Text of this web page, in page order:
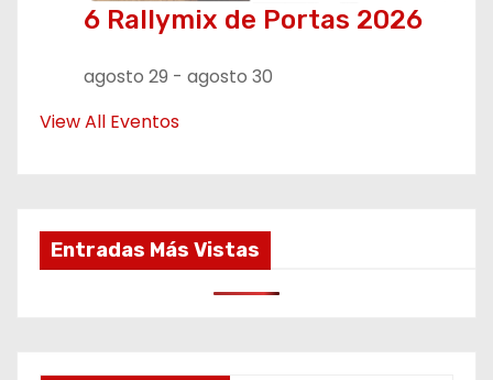
6 Rallymix de Portas 2026
agosto 29 - agosto 30
View All Eventos
Entradas Más Vistas